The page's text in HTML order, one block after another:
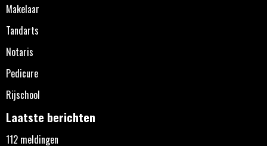
Makelaar
Tandarts
Notaris
Pedicure
Rijschool
Laatste berichten
112 meldingen